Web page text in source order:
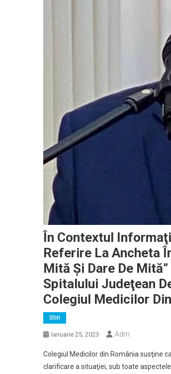
În Contextul
Referire La Ancheta
Mită Şi Dare De
Spitalului Judeţean
Colegiul Medicilor
Stiri
Ianuarie 25, 2023 Adm
Colegiul Medicilor din România susţine
clarificare a situaţiei, sub toate